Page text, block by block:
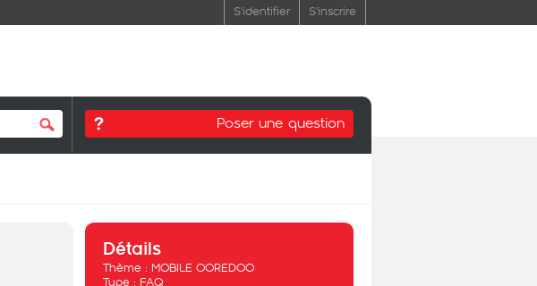
S'identifier S'inscrire
Poser une question
Détails
Thème : MOBILE OOREDOO
Type : FAQ